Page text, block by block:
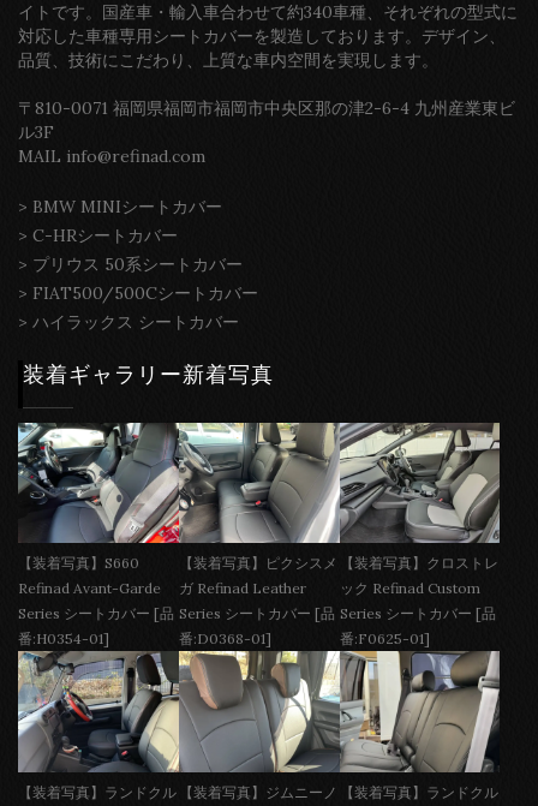
イトです。国産車・輸入車合わせて約340車種、それぞれの型式に
対応した車種専用シートカバーを製造しております。デザイン、
品質、技術にこだわり、上質な車内空間を実現します。
〒810-0071 福岡県福岡市福岡市中央区那の津2-6-4 九州産業東ビ
ル3F
MAIL info@refinad.com
> BMW MINIシートカバー
> C-HRシートカバー
> プリウス 50系シートカバー
> FIAT500/500Cシートカバー
> ハイラックス シートカバー
装着ギャラリー新着写真
【装着写真】S660
Refinad Avant-Garde
Series シートカバー [品
番:H0354-01]
【装着写真】ピクシスメ
ガ Refinad Leather
Series シートカバー [品
番:D0368-01]
【装着写真】クロストレ
ック Refinad Custom
Series シートカバー [品
番:F0625-01]
【装着写真】ランドクル
【装着写真】ジムニーノ
【装着写真】ランドクル